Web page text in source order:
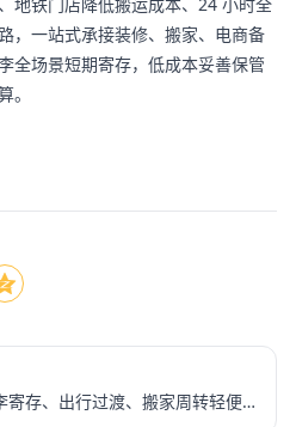
，一站式承接装修、搬家、电商备
全场景短期寄存，低成本妥善保管
。
寄存、出行过渡、搬家周转轻便